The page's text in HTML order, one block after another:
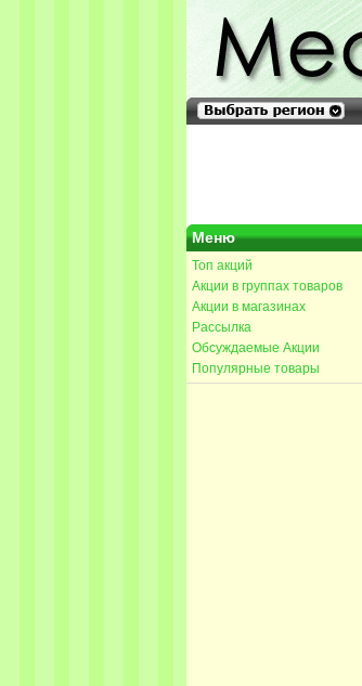
Меню
Топ акций
Акции в группах товаров
Акции в магазинах
Рассылка
Обсуждаемые Акции
Популярные товары